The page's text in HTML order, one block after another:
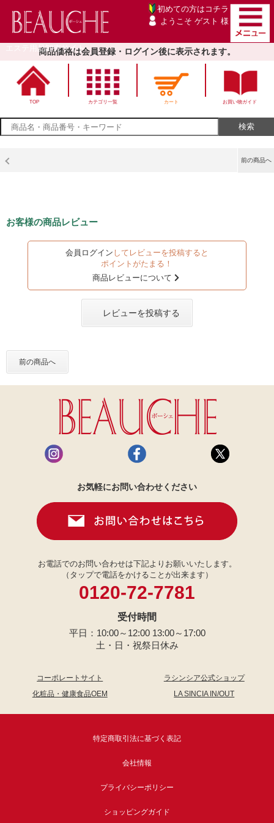
エステ用品卸売サイト
初めての方は コチラ
ようこそ ゲスト 様
商品価格は会員登録・ログイン後に表示されます。
TOP カテゴリ一覧 カート お買い物ガイド
前の商品へ
お客様の商品レビュー
会員ログイン してレビューを投稿すると
ポイントがたまる！
商品レビューについて
レビューを投稿する
前の商品へ
お気軽にお問い合わせください
お電話でのお問い合わせは下記よりお願いいたします。
（タップで電話をかけることが出来ます）
0120-72-7781
受付時間
平日：10:00～12:00 13:00～17:00
土・日・祝祭日休み
コーポレートサイト
ラシンシア公式ショップ
化粧品・健康食品OEM
LA SINCIA IN/OUT
特定商取引法に基づく表記
会社情報
プライバシーポリシー
ショッピングガイド